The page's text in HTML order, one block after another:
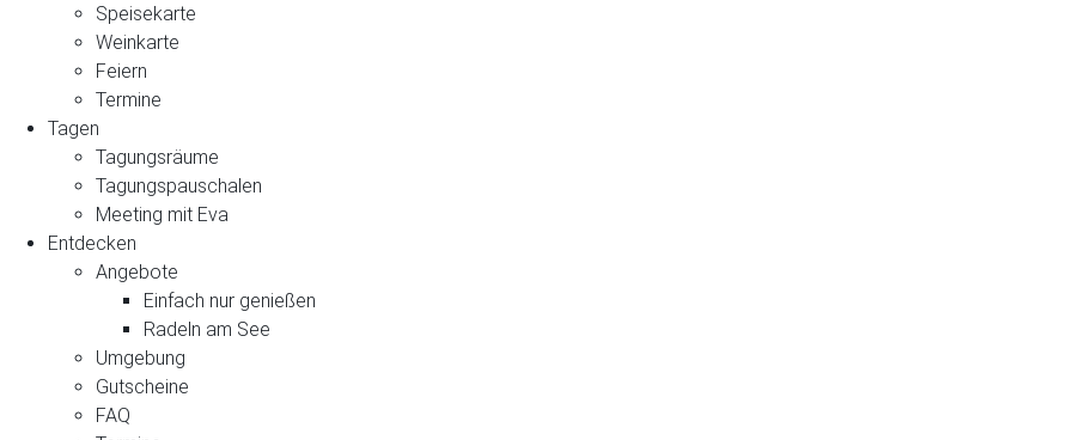
Speisekarte
Weinkarte
Feiern
Termine
Tagen
Tagungsräume
Tagungspauschalen
Meeting mit Eva
Entdecken
Angebote
Einfach nur genießen
Radeln am See
Umgebung
Gutscheine
FAQ